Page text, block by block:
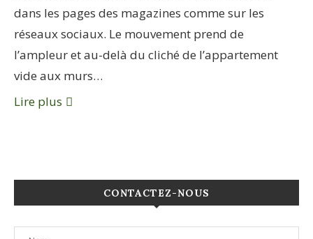
dans les pages des magazines comme sur les
réseaux sociaux. Le mouvement prend de
l’ampleur et au-delà du cliché de l’appartement
vide aux murs…
Lire plus
CONTACTEZ-NOUS